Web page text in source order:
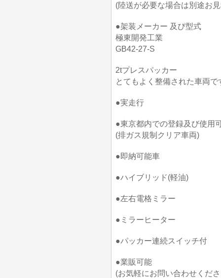
(陸送が必要な場合は別途お
●架装メーカー 及び型式
極東開発工業
GB42-27-S
2tプレスパッカー
とてもよく整備された車両で
●実走行
●東京都内での登録及び使用
(排ガス規制クリア車両)
●即納可能車
●ハイブリッド(軽油)
●左右電格ミラー
●ミラーヒーター
●パッカー連続スイッチ付
●業販可能
(お気軽にお問い合わせくだ